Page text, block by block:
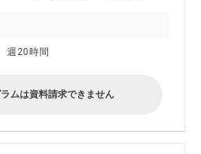
週20時間
ムは資料請求できません